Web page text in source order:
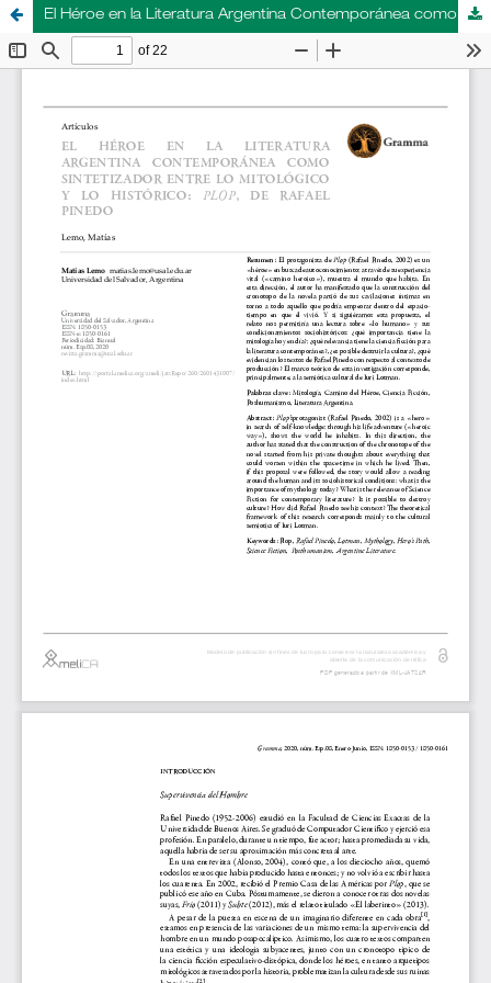
El Héroe en la Literatura Argentina Contemporánea como Sintetizador entre lo Mitológico y lo Histórico: Plop, de Rafael Pinedo